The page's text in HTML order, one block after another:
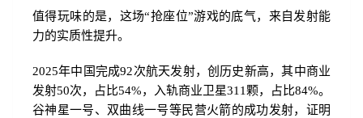
值得玩味的是，这场“抢座位”游戏的底气，来自发射能
力的实质性提升。
2025年中国完成92次航天发射，创历史新高，其中商业
发射50次，占比54%，入轨商业卫星311颗，占比84%。
谷神星一号、双曲线一号等民营火箭的成功发射，证明